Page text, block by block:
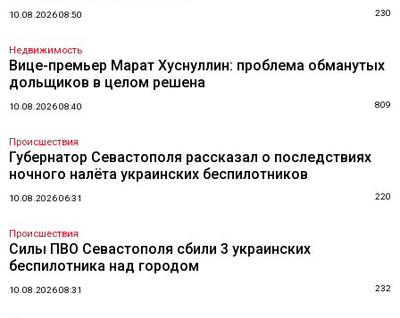
10.08.2026 08:50 230
Недвижимость
Вице-премьер Марат Хуснуллин: проблема обманутых
дольщиков в целом решена
10.08.2026 08:40 809
Происшествия
Губернатор Севастополя рассказал о последствиях
ночного налёта украинских беспилотников
10.08.2026 06:31 220
Происшествия
Силы ПВО Севастополя сбили 3 украинских
беспилотника над городом
10.08.2026 08:31 232